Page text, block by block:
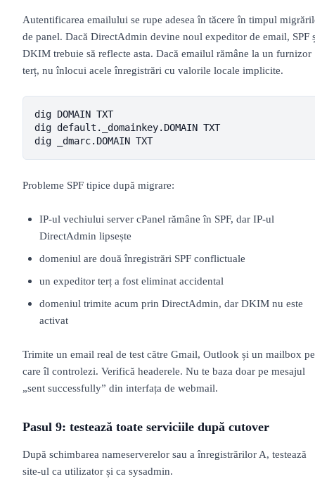
Autentificarea emailului se rupe adesea în tăcere în timpul
de panel. Dacă DirectAdmin devine noul expeditor de email, SPF
DKIM trebuie să reflecte asta. Dacă emailul rămâne la un furnizor
terț, nu înlocui acele înregistrări cu valorile locale implicite.
dig DOMAIN TXT
dig default._domainkey.DOMAIN TXT
dig _dmarc.DOMAIN TXT
Probleme SPF tipice după migrare:
IP-ul vechiului server cPanel rămâne în SPF, dar IP-ul
DirectAdmin lipsește
domeniul are două înregistrări SPF conflictuale
un expeditor terț a fost eliminat accidental
domeniul trimite acum prin DirectAdmin, dar DKIM nu este
activat
Trimite un email real de test către Gmail, Outlook și un mailbox pe
care îl controlezi. Verifică headerele. Nu te baza doar pe mesajul
„sent successfully” din interfața de webmail.
Pasul 9: testează toate serviciile după cutover
După schimbarea nameserverelor sau a înregistrărilor A, testează
site-ul ca utilizator și ca sysadmin.